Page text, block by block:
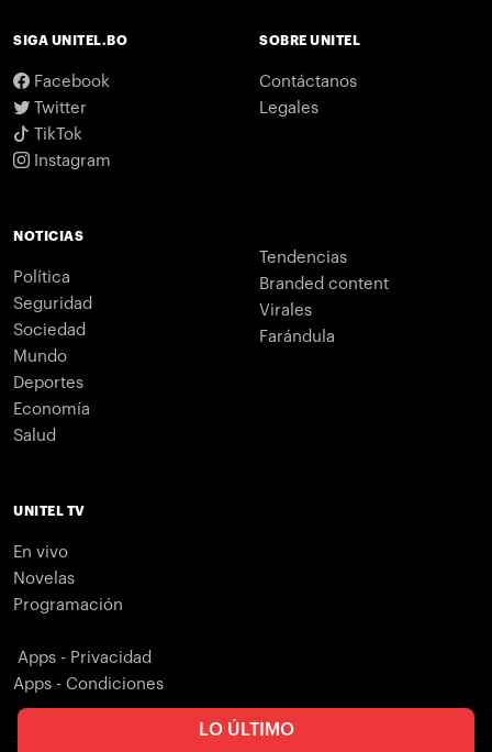
LO ÚLTIMO
SIGA UNITEL.BO
Facebook
Twitter
TikTok
Instagram
SOBRE UNITEL
Contáctanos
Legales
NOTICIAS
Política
Seguridad
Sociedad
Mundo
Deportes
Economía
Salud
Tendencias
Branded content
Virales
Farándula
UNITEL TV
En vivo
Novelas
Programación
Apps - Privacidad
Apps - Condiciones